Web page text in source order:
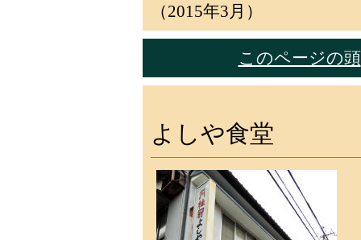
（2015年3月）
このページの頭
よしや食堂